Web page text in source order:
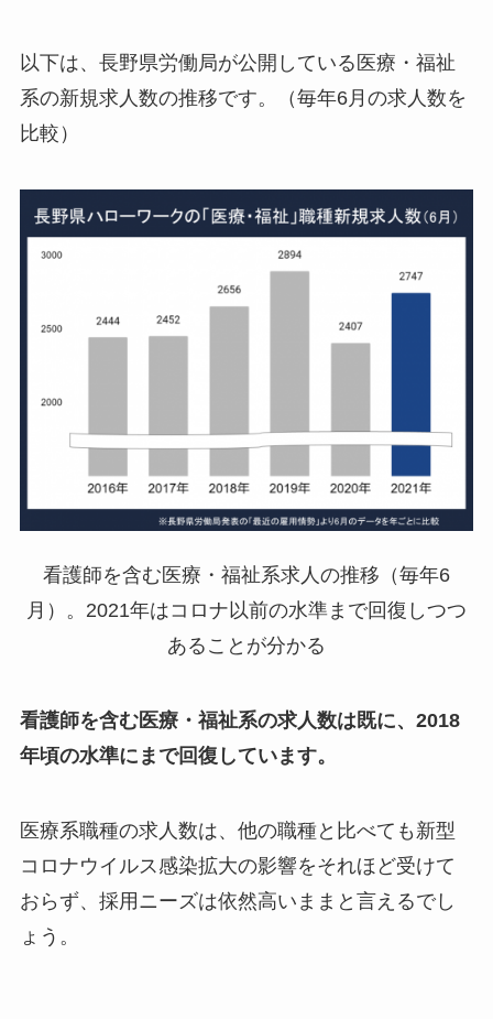
以下は、長野県労働局が公開している医療・福祉
系の新規求人数の推移です。（毎年6月の求人数を
比較）
看護師を含む医療・福祉系求人の推移（毎年6
月）。2021年はコロナ以前の水準まで回復しつつ
あることが分かる
看護師を含む医療・福祉系の求人数は既に、2018
年頃の水準にまで回復しています。
医療系職種の求人数は、他の職種と比べても新型
コロナウイルス感染拡大の影響をそれほど受けて
おらず、採用ニーズは依然高いままと言えるでし
ょう。